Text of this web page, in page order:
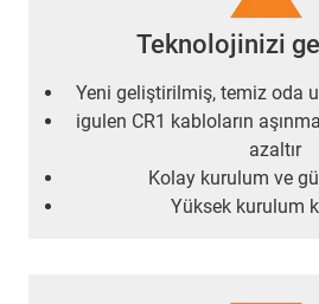
Teknolojinizi
Yeni geliştirilmiş, temiz oda
igulen CR1 kabloların
azaltır
Kolay kurulum ve
Yüksek kurulum